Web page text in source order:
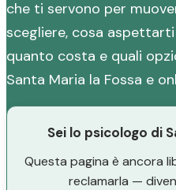
che ti servono per
scegliere, cosa
quanto costa e quali
Santa Maria la Fossa e
Sei lo psicologo di
Questa pagina è ancora
reclamarla —